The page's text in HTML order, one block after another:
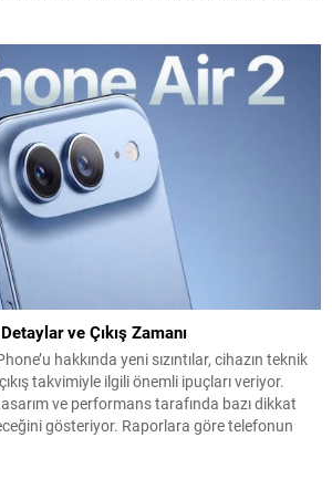
süregelen belirsizlikle...
ve Çıkış Zamanı
hakkında yeni sızıntılar, cihazın teknik
takvimiyle ilgili önemli ipuçları veriyor.
ve performans tarafında bazı dikkat
gösteriyor. Raporlara göre telefonun
yükseltmeler bulunuyor; ayrıca
de kullanıcı beklentilerini karşılayacak